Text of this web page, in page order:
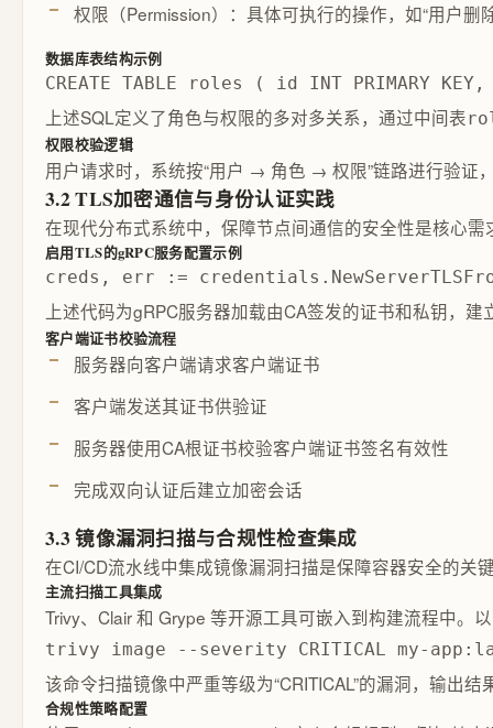
权限（Permission）：具体可执行的操作，如“用户删
数据库表结构示例
CREATE TABLE roles ( id INT PRIMARY
上述SQL定义了角色与权限的多对多关系，通过中间表
权限校验逻辑
用户请求时，系统按“用户 → 角色 → 权限”链路进行验证
3.2 TLS加密通信与身份认证实践
在现代分布式系统中，保障节点间通信的安全性是核心
启用TLS的gRPC服务配置示例
creds, err :=
上述代码为gRPC服务器加载由CA签发的证书和私钥，
客户端证书校验流程
服务器向客户端请求客户端证书
客户端发送其证书供验证
服务器使用CA根证书校验客户端证书签名有效性
完成双向认证后建立加密会话
3.3 镜像漏洞扫描与合规性检查集成
在CI/CD流水线中集成镜像漏洞扫描是保障容器安全的
主流扫描工具集成
Trivy、Clair 和 Grype 等开源工具可嵌入到构建流程中。
trivy image --severity CRITICAL my-
该命令扫描镜像中严重等级为“CRITICAL”的漏洞，输出
合规性策略配置